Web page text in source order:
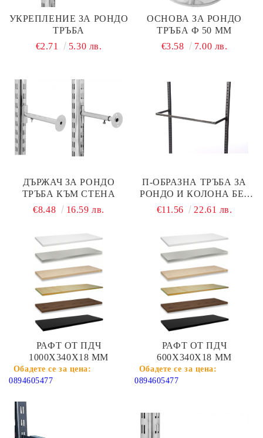
УКРЕПЛЕНИЕ ЗА РОНДО
ТРЪБА
€2.71
5.30 лв.
ОСНОВА ЗА РОНДО
ТРЪБА Ф 50 ММ
€3.58
7.00 лв.
ДЪРЖАЧ ЗА РОНДО
ТРЪБА КЪМ СТЕНА
€8.48
16.59 лв.
П-ОБРАЗНА ТРЪБА ЗА
РОНДО И КОЛОНА БЕЗ
ЛАЙСНА 1200 ММ
€11.56 22.61 лв.
РАФТ ОТ ПДЧ
1000Х340Х18 ММ
0894605477
РАФТ ОТ ПДЧ
600Х340Х18 ММ
0894605477